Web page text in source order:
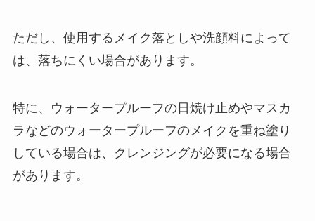
ただし、使用するメイク落としや洗顔料によって
は、落ちにくい場合があります。
特に、ウォータープルーフの日焼け止めやマスカ
ラなどのウォータープルーフのメイクを重ね塗り
している場合は、クレンジングが必要になる場合
があります。